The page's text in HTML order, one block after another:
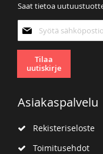
Saat tietoa
uutiskirjeemme:
Tilaa
uutiskirje
Asiakaspalvelu
Rekisteriseloste
Toimitusehdot